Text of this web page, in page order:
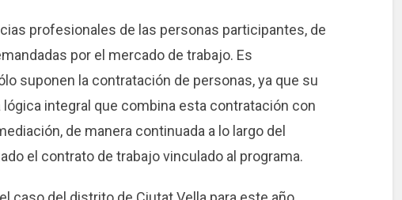
profesionales de las personas participantes, de
por el mercado de trabajo. Es
suponen la contratación de personas, ya que su
integral que combina esta contratación con
de manera continuada a lo largo del
el contrato de trabajo vinculado al programa.